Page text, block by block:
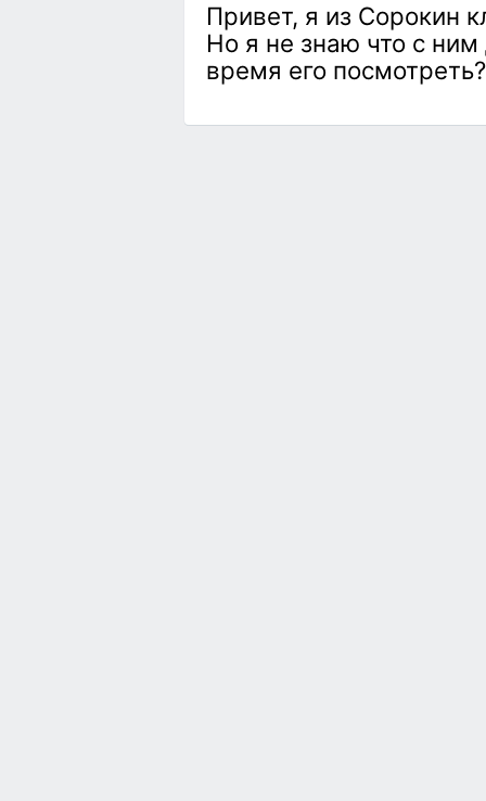
Привет, я из Сорокин
Но я не знаю что с
время его